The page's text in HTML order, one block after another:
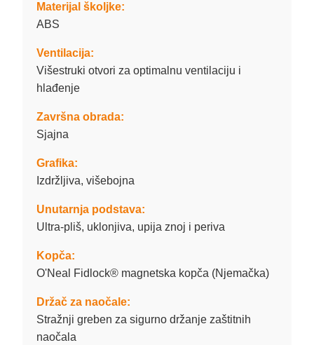
Materijal školjke:
ABS
Ventilacija:
Višestruki otvori za optimalnu ventilaciju i
hlađenje
Završna obrada:
Sjajna
Grafika:
Izdržljiva, višebojna
Unutarnja podstava:
Ultra-pliš, uklonjiva, upija znoj i periva
Kopča:
O'Neal Fidlock® magnetska kopča (Njemačka)
Držač za naočale:
Stražnji greben za sigurno držanje zaštitnih
naočala